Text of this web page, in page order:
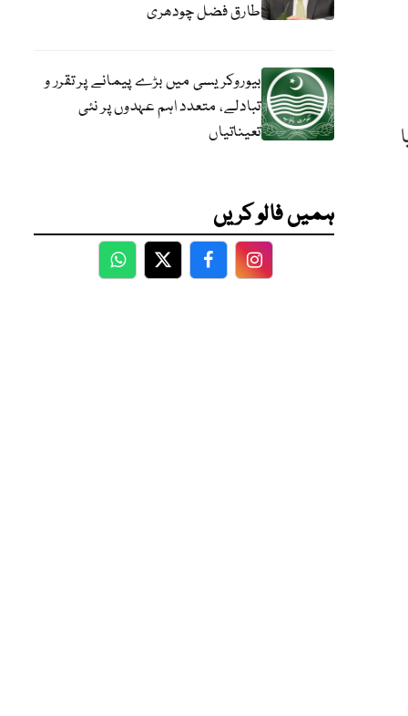
یا
طارق فضل چودھری
بیوروکریسی میں بڑے پیمانے پر تقرر و
تبادلے، متعدد اہم عہدوں پر نئی
تعیناتیاں
ہمیں فالو کریں
WhatsApp
TwitterFacebookFacebook